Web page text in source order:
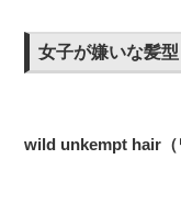
女子が嫌いな髪
wild unkempt hair（